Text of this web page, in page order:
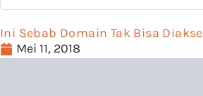
Ini Sebab Domain Tak Bisa
Mei 11, 2018